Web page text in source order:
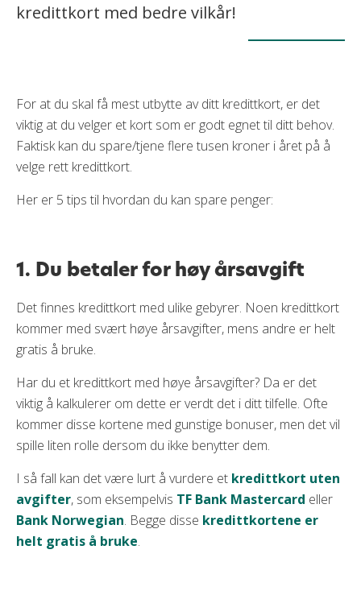
kredittkort med bedre vilkår!
For at du skal få mest utbytte av ditt kredittkort, er det
viktig at du velger et kort som er godt egnet til ditt behov.
Faktisk kan du spare/tjene flere tusen kroner i året på å
velge rett kredittkort.
Her er 5 tips til hvordan du kan spare penger:
1. Du betaler for høy årsavgift
Det finnes kredittkort med ulike gebyrer. Noen kredittkort
kommer med svært høye årsavgifter, mens andre er helt
gratis å bruke.
Har du et kredittkort med høye årsavgifter? Da er det
viktig å kalkulerer om dette er verdt det i ditt tilfelle. Ofte
kommer disse kortene med gunstige bonuser, men det vil
spille liten rolle dersom du ikke benytter dem.
I så fall kan det være lurt å vurdere et kredittkort uten
avgifter, som eksempelvis TF Bank Mastercard eller
Bank Norwegian. Begge disse kredittkortene er
helt gratis å bruke.